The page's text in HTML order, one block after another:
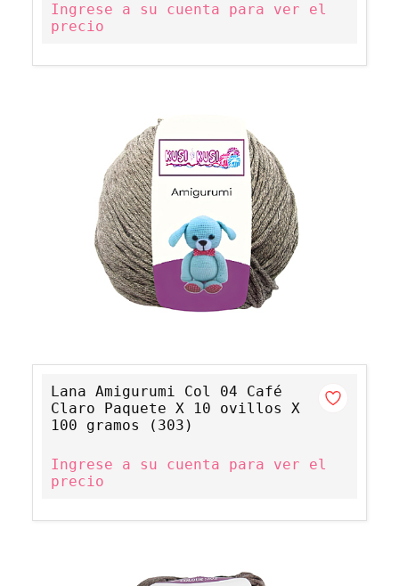
Ingrese a su cuenta para ver el
precio
Lana Amigurumi Col 04 Café
Claro Paquete X 10 ovillos X
100 gramos (303)
Ingrese a su cuenta para ver el
precio